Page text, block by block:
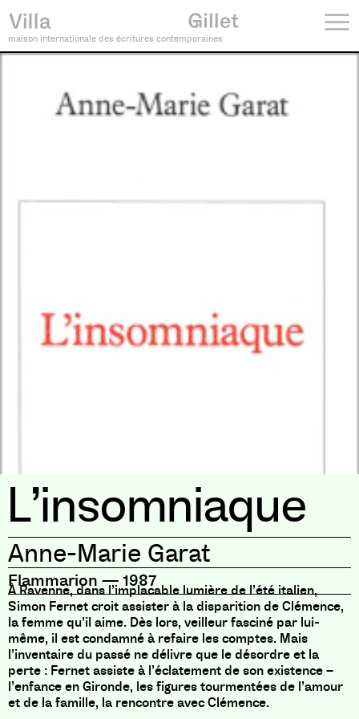
maison internationale des écritures contemporaines
L’insomniaque
Anne-Marie Garat
Flammarion —1987
À Ravenne, dans l’implacable lumière de l’été italien,
Simon Fernet croit assister à la disparition de Clémence,
la femme qu’il aime. Dès lors, veilleur fasciné par lui-
même, il est condamné à refaire les comptes. Mais
l’inventaire du passé ne délivre que le désordre et la
perte : Fernet assiste à l’éclatement de son existence –
l’enfance en Gironde, les figures tourmentées de l’amour
et de la famille, la rencontre avec Clémence.